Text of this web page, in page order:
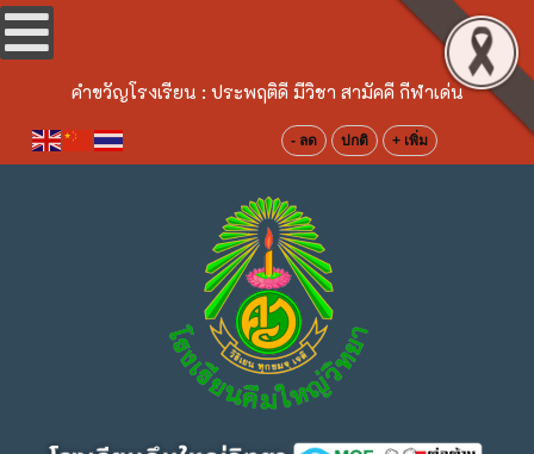
คำขวัญโรงเรียน : ประพฤติดี มีวิชา สามัคคี กีฬาเด่น
- ลด ปกติ + เพิ่ม